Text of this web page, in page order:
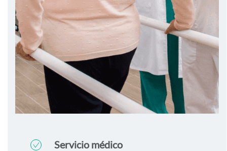
Servicio médico